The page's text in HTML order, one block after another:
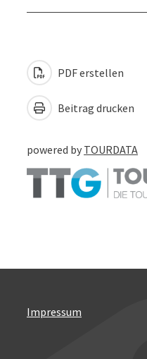
PDF erstellen
Beitrag drucken
powered by TOURDATA
Impressum